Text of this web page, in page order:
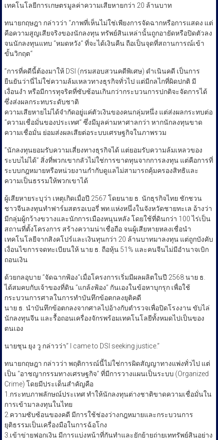
เทคโนโลยีการเกษตรมูลค่าความเสียหายกว่า 20 ล้านบาท
ทนายกฤษฎา กล่าวว่า “ภาพที่เห็นไม่ใช่เพียงการจัดฉากหรือการแสดง แต่
คือความสูญเสียจริงของนักลงทุน ทรัพย์สินเหล่านั้นถูกอายัดหรือปิดตัวลง
จนนักลงทุนแทบ “หมดหวัง” ที่จะได้เงินคืน ถือเป็นจุดที่สถานการณ์เข้า
ขั้นวิกฤต“
”การที่คดีนี้ต้องมาให้ DSI (กรมสอบสวนคดีพิเศษ) ดำเนินคดี เป็นการ
ยืนยันว่านี่ไม่ใช่ความล้มเหลวทางธุรกิจทั่วไป แต่มีกลไกที่ผิดปกติ มี
เงื่อนงำ หรือมีการทุจริตที่ซับซ้อนเกินกว่ากระบวนการปกติจะจัดการได้
ซึ่งส่งผลกระทบระดับชาติ
ความเสียหายไม่ได้จำกัดอยู่แค่ตัวเงินของคนกลุ่มหนึ่ง แต่ส่งผลกระทบต่อ
“ความเชื่อมั่นของประเทศ” ซึ่งมีมูลค่ามหาศาลกว่า หากนักลงทุนขาด
ความเชื่อมั่น ย่อมส่งผลเสียต่อระบบเศรษฐกิจในภาพรวม
“นักลงทุนยอมรับความเสี่ยงทางธุรกิจได้ แต่ยอมรับความล้มเหลวของ
ระบบไม่ได้” สิ่งที่พวกเขากลัวไม่ใช่การขาดทุนจากการลงทุน แต่คือการที่
ระบบกฎหมายหรือหน่วยงานกำกับดูแลไม่สามารถคุ้มครองสิทธิและ
ความเป็นธรรมให้พวกเขาได้
ผู้เสียหายระบุว่า เหตุเกิดเมื่อปี 2567 โดยนาย ธ. นักธุรกิจไทย ชักชวน
ชาวจีนลงทุนทำฟาร์มสตรอเบอรี่ พท.แห่งหนึ่งในจังหวัดชายทะเล อ้างว่า
มีกลุ่มผู้กว้างขวางและนักการเมืองหนุนหลัง โดยใช้ที่ดินกว่า 100 ไร่เป็น
สถานที่ตั้งโครงการ สร้างความน่าเชื่อถือ จนผู้เสียหายหลงเชื่อนำ
เทคโนโลยีจากสิงคโปร์และเงินทุนกว่า 20 ล้านบาทมาลงทุน แต่ถูกบังคับ
เงื่อนไขการจดทะเบียนให้ นาย ธ. ถือหุ้น 51% และคนจีนไม่มีอำนาจเบิก
ถอนเงิน
ด้วยกลอุบาย “จัดฉากฟ้อง”เมื่อโครงการเริ่มมีผลผลิตในปี 2568 นาย ธ.
ได้สมคบกับเจ้าของที่ดิน “แกล้งฟ้อง” กันเองในข้อหาบุกรุก เพื่อใช้
กระบวนการศาลในการทำบันทึกข้อตกลงยุติคดี
นาย ธ. นำบันทึกข้อตกลงจากศาลไปอ้างกับตำรวจเพื่อปิดโรงงาน ขับไล่
นักลงทุนจีน และรื้อถอนเครื่องจักรพร้อมเทคโนโลยีทั้งหมดไปเป็นของ
ตนเอง
นายชุน ยุง วู กล่าวว่า” I came to DSI seeking justice.”
ทนายกฤษฎา กล่าวว่า พฤติการณ์นี้ไม่ใช่การผิดสัญญาทางแพ่งทั่วไป แต่
เป็น “อาชญากรรมทางเศรษฐกิจ” ที่มีการวางแผนเป็นระบบ (Organized
Crime) โดยมีประเด็นสำคัญคือ
1.กระทบภาพลักษณ์ประเทศ ทำให้นักลงทุนต่างชาติขาดความเชื่อมั่นใน
การเข้ามาลงทุนในไทย
2.ความซับซ้อนของคดี มีการใช้ช่องว่างกฎหมายและกระบวนการ
ยุติธรรมเป็นเครื่องมือในการฉ้อโกง
3.เข้าข่ายฟอกเงิน มีการแบ่งหน้าที่กันทำและยักย้ายถ่ายเททรัพย์สินอย่าง